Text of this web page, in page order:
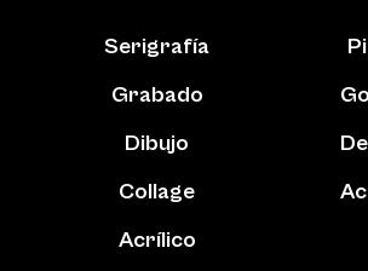
Serigrafía
Grabado
Dibujo
Collage
Acrílico